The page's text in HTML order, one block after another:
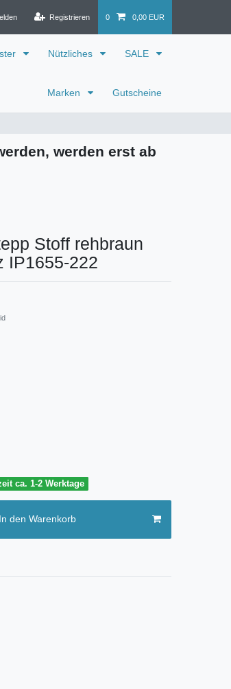
Registrieren 0 0,00 EUR
Nützliches SALE
Marken Gutscheine
werden erst ab
Stoff rehbraun
IP1655-222
ca. 1-2 Werktage
In den Warenkorb